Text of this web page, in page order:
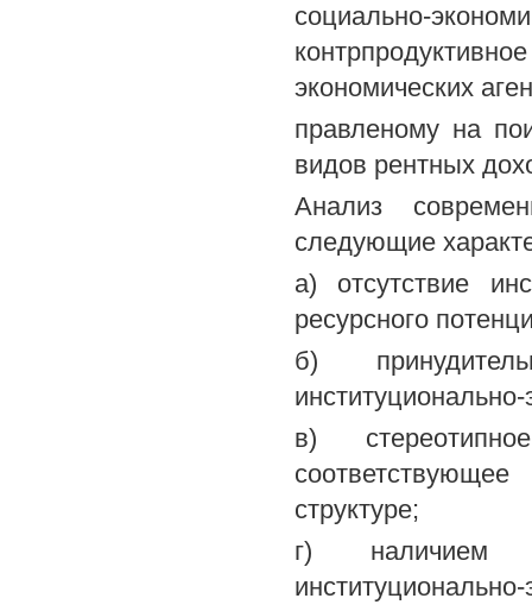
социально-
экономических
правленому на
видов рентных
Анализ
следующие
а) отсутствие
ресурсного
б)
в)
структуре;
г) наличием